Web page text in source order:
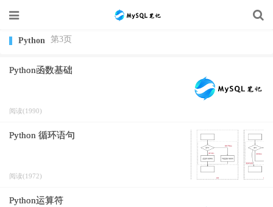
Python 第3页
Python函数基础
阅读(1990)
Python 循环语句
阅读(1972)
Python运算符